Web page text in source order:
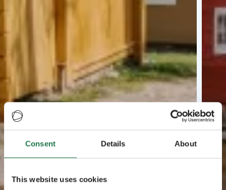
Consent Details About
This website uses cookies